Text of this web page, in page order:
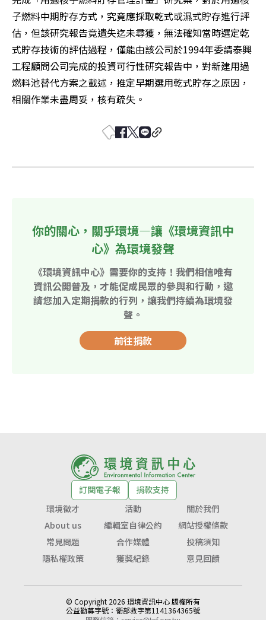
子燃料中期貯存方式，究竟應採取乾式或濕式貯存進行評
估，但該研究報告竟遺失迄未尋獲，無法確知當時選定乾
式貯存技術的評估過程，僅能由該公司於1994年委請泰興
工程顧問公司完成的投資可行性研究報告中，對新建用過
燃料池替代方案之載述，推定早期選用乾式貯存之原因，
相關作業未盡周妥，核有疏失。
你的關心，關乎環境—讓《環境資訊中
心》為環境發聲
《環境資訊中心》需要你的支持！我們相信唯有
資訊公開普及，才能促成民眾的參與和行動，邀
請您加入定期捐款的行列，讓我們持續為環境發
聲。
前往捐款
訂閱電子報
捐款支持
環境徵才
活動
關於我們
About us
編輯室自律公約
網站授權條款
常見問題
合作媒體
投稿須知
隱私權政策
獲獎紀錄 意見回饋
© Copyright 2026 環境資訊中心 版權所有
公益勸募字號： 衛部救字第1141364365號